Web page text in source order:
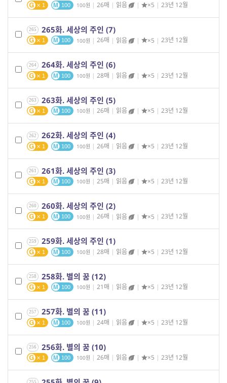
1 100 100 | 26매 | 읽음 | ×5 | 23년 12월
265 265화. 세상의 주인 (7)
1 100 100 | 26매 | 읽음 | ×5 | 23년 12월
264 264화. 세상의 주인 (6)
1 100 100 | 28매 | 읽음 | ×5 | 23년 12월
263 263화. 세상의 주인 (5)
1 100 100 | 26매 | 읽음 | ×5 | 23년 12월
262 262화. 세상의 주인 (4)
1 100 100 | 26매 | 읽음 | ×5 | 23년 12월
261 261화. 세상의 주인 (3)
1 100 100 | 25매 | 읽음 | ×5 | 23년 12월
260 260화. 세상의 주인 (2)
1 100 100 | 26매 | 읽음 | ×5 | 23년 12월
259 259화. 세상의 주인 (1)
1 100 100 | 28매 | 읽음 | ×5 | 23년 12월
258 258화. 별의 꿈 (12)
1 100 100 | 21매 | 읽음 | ×5 | 23년 12월
257 257화. 별의 꿈 (11)
1 100 100 | 24매 | 읽음 | ×5 | 23년 12월
256 256화. 별의 꿈 (10)
1 100 100 | 26매 | 읽음 | ×5 | 23년 12월